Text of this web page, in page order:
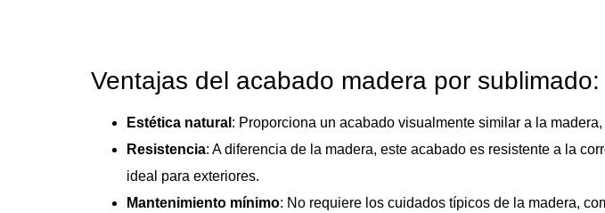
Ventajas del acabado madera por sublimado:
Estética natural : Proporciona un acabado visualmente similar a la
Resistencia: A diferencia de la madera, este acabado es resistente a la
ideal para exteriores.
Mantenimiento mínimo: No requiere los cuidados típicos de la madera,